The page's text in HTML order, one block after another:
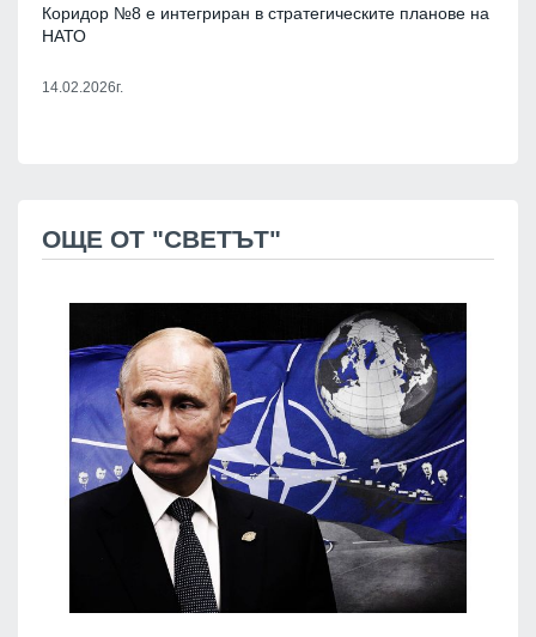
Коридор №8 е интегриран в стратегическите планове на
НАТО
14.02.2026г.
ОЩЕ ОТ "СВЕТЪТ"